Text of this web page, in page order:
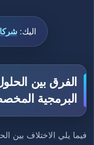
اليك:
الفرق بين
البرمجية
فيما يلي الاختلاف بين